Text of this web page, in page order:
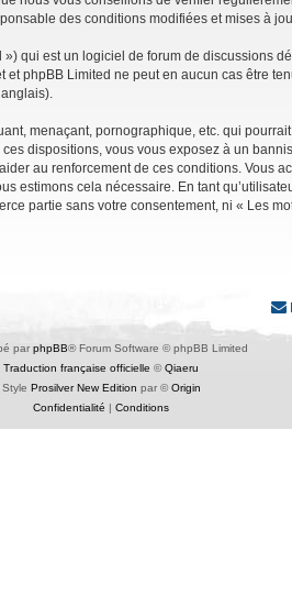
des conditions modifiées et mises à
qui est un logiciel de forum de discussions
phpBB Limited ne peut en aucun cas être
menaçant, pornographique, etc. qui
dispositions, vous vous exposez à un
au renforcement de ces conditions.
estimons cela nécessaire. En tant
partie sans votre consentement, ni « Les
par phpBB® Forum Software © phpBB Limited
Traduction française officielle ©Qiaeru
Style Prosilver New Edition par ©Origin
Confidentialité
Conditions